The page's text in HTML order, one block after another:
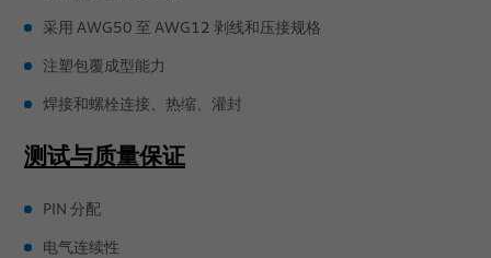
采用 AWG50 至 AWG12 剥线和压接规格
注塑包覆成型能力
焊接和螺栓连接、热缩、灌封
测试与质量保证
PIN 分配
电气连续性